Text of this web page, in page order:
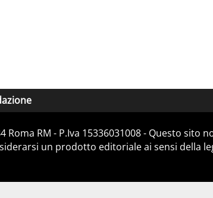
RM - P.Iva 15336031008 - Questo sito
un prodotto editoriale ai sensi della